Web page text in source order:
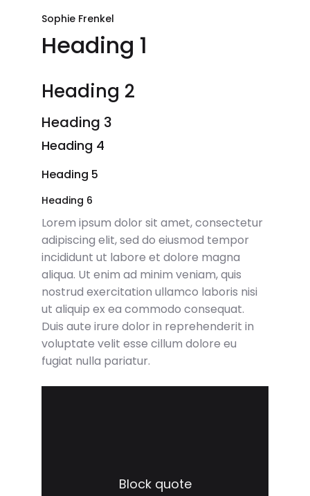
Sophie Frenkel
Heading 1
Heading 2
Heading 3
Heading 4
Heading 5
Heading 6
Lorem ipsum dolor sit amet, consectetur
adipiscing elit, sed do eiusmod tempor
incididunt ut labore et dolore magna
aliqua. Ut enim ad minim veniam, quis
nostrud exercitation ullamco laboris nisi
ut aliquip ex ea commodo consequat.
Duis aute irure dolor in reprehenderit in
voluptate velit esse cillum dolore eu
fugiat nulla pariatur.
Block quote